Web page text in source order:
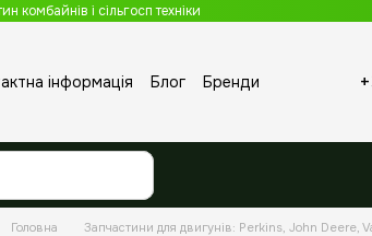
комбайнів і сільгосп техніки
інформація Блог
Бренди
Головна
Запчастини для двигунів: Perkins, John Deere,